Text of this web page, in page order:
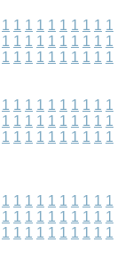
1 1 1 1 1 1 1 1 1 1
1 1 1 1 1 1 1 1 1 1
1 1 1 1 1 1 1 1 1 1
1 1 1 1 1 1 1 1 1 1
1 1 1 1 1 1 1 1 1 1
1 1 1 1 1 1 1 1 1 1
1 1 1 1 1 1 1 1 1 1
1 1 1 1 1 1 1 1 1 1
1 1 1 1 1 1 1 1 1 1